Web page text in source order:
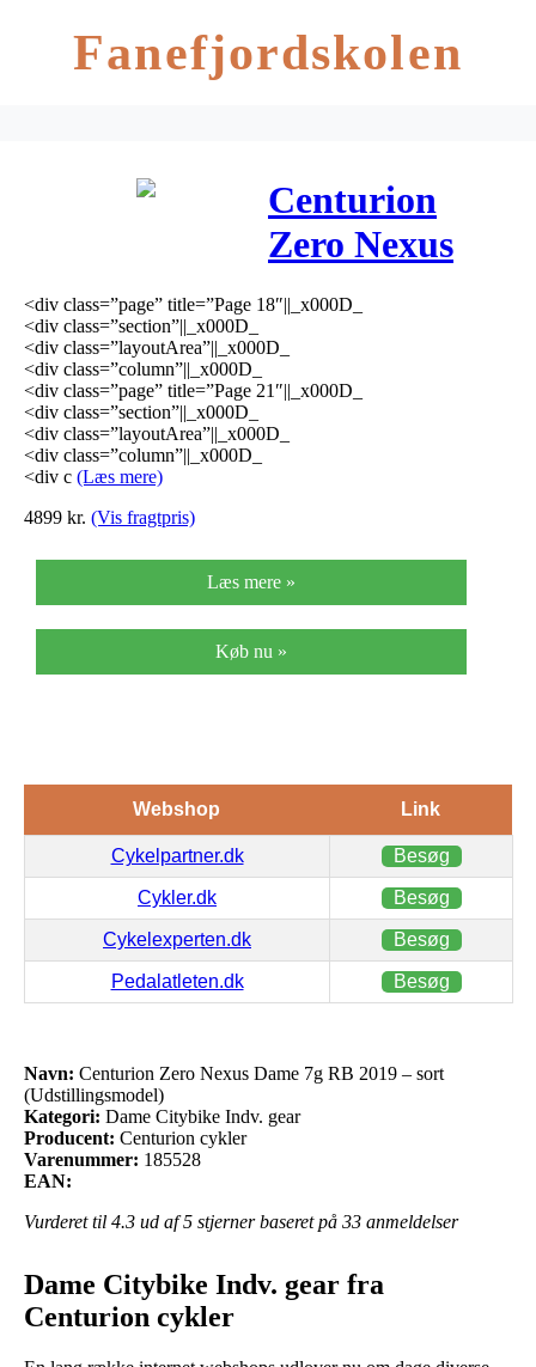
Fanefjordskolen
Centurion
Zero Nexus
Dame 7g RB
2019 – sort
<div class=”page” title=”Page 18″||_x000D_
<div class=”section”||_x000D_
<div class=”layoutArea”||_x000D_
<div class=”column”||_x000D_
<div class=”page” title=”Page 21″||_x000D_
<div class=”section”||_x000D_
<div class=”layoutArea”||_x000D_
<div class=”column”||_x000D_
<div c (Læs mere)
4899 kr. (Vis fragtpris)
Læs mere »
Køb nu »
Webshop Link
Cykelpartner.dk Besøg
Cykler.dk Besøg
Cykelexperten.dk Besøg
Pedalatleten.dk Besøg
Navn: Centurion Zero Nexus Dame 7g RB 2019 – sort
(Udstillingsmodel)
Kategori: Dame Citybike Indv. gear
Producent: Centurion cykler
Varenummer: 185528
EAN:
Vurderet til 4.3 ud af 5 stjerner baseret på 33 anmeldelser
Dame Citybike Indv. gear fra
Centurion cykler